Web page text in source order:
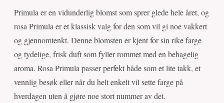
Primula er en vidunderlig blomst som sprer glede hele året, og
rosa Primula er et klassisk valg for den som vil gi noe vakkert
og gjennomtenkt. Denne blomsten er kjent for sin rike farge
og tydelige, frisk duft som fyller rommet med en behagelig
aroma. Rosa Primula passer perfekt både som et lite takk, et
vennlig besøk eller når du helt enkelt vil sette farge på
hverdagen uten å gjøre noe stort nummer av det.